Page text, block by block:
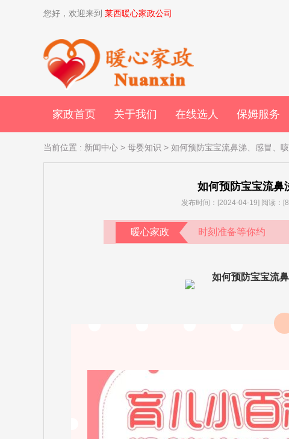
您好，欢迎来到 莱西暖心家政公司
家政首页 关于我们 在线选人 保姆服务
当前位置 : 新闻中心 > 母婴知识 > 如何预防宝宝流鼻涕、感冒、咳
如何预防宝宝流鼻
发布时间：[2024-04-19] 阅读：
暖心家政 时刻准备等你约
如何预防宝宝流